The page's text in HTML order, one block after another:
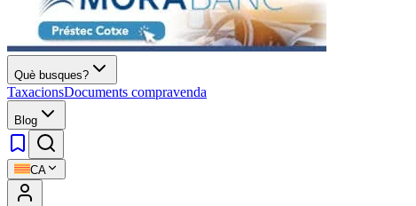
Què busques?
TaxacionsDocuments compravenda
Blog
CA